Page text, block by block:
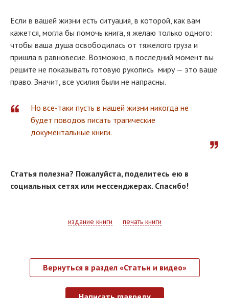
Если в вашей жизни есть ситуация, в которой, как вам
кажется, могла бы помочь книга, я желаю только одного:
чтобы ваша душа освободилась от тяжелого груза и
пришла в равновесие. Возможно, в последний момент вы
решите не показывать готовую рукопись миру — это ваше
право. Значит, все усилия были не напрасны.
Но все-таки пусть в нашей жизни никогда не
будет поводов писать трагические
документальные книги.
Статья полезна? Пожалуйста, поделитесь ею в
социальных сетях или мессенджерах. Спасибо!
издание книги печать книги
Вернуться в раздел «Статьи и видео»